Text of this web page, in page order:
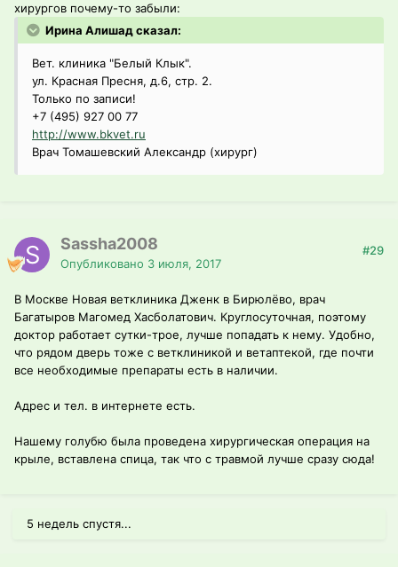
хирургов почему-то забыли:
Ирина Алишад сказал:
Вет. клиника "Белый Клык".
ул. Красная Пресня, д.6, стр. 2.
Только по записи!
+7 (495) 927 00 77
http://www.bkvet.ru
Врач Томашевский Александр (хирург)
Sassha2008
Опубликовано 3 июля, 2017
#29
В Москве Новая ветклиника Дженк в Бирюлёво, врач
Багатыров Магомед Хасболатович. Круглосуточная, поэтому
доктор работает сутки-трое, лучше попадать к нему. Удобно,
что рядом дверь тоже с ветклиникой и ветаптекой, где почти
все необходимые препараты есть в наличии.
Адрес и тел. в интернете есть.
Нашему голубю была проведена хирургическая операция на
крыле, вставлена спица, так что с травмой лучше сразу сюда!
5 недель спустя...